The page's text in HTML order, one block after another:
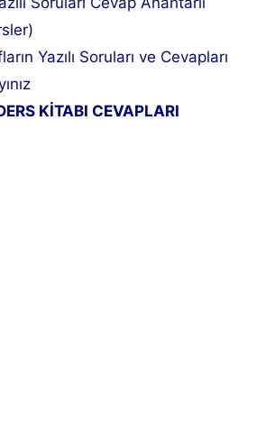
Yazılı Soruları ve Cevapları
KİTABI CEVAPLARI